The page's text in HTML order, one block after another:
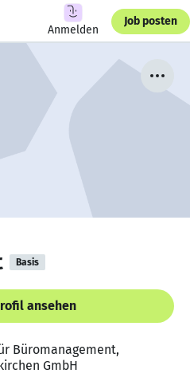
Anmelden
Job posten
Basis
ansehen
Büromanagement,
GmbH